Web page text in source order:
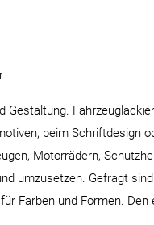
Gestaltung.
beim Schriftdesign
Motorrädern,
umzusetzen. Gefragt
Farben und Formen. Den